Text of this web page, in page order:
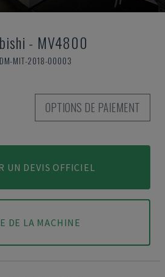
- MV4800
MIT-2018-00003
OPTIONS DE PAIEMENT
UN DEVIS OFFICIEL
DE LA MACHINE